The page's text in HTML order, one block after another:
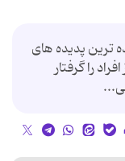
ترین پدیده های
را گرفتار